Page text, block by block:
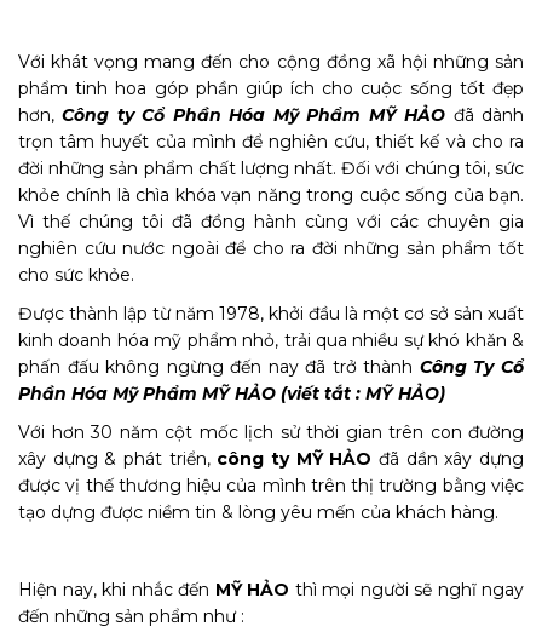
Với khát vọng mang đến cho cộng đồng xã hội những sản
phẩm tinh hoa góp phần giúp ích cho cuộc sống tốt đẹp
hơn,Công ty Cổ Phần Hóa Mỹ Phẩm MỸ HẢO đã dành
trọn tâm huyết của mình để nghiên cứu, thiết kế và cho ra
đời những sản phẩm chất lượng nhất. Đối với chúng tôi, sức
khỏe chính là chìa khóa vạn năng trong cuộc sống của bạn.
Vì thế chúng tôi đã đồng hành cùng với các chuyên gia
nghiên cứu nước ngoài để cho ra đời những sản phẩm tốt
cho sức khỏe.
Được thành lập từ năm 1978, khởi đầu là một cơ sở sản xuất
kinh doanh hóa mỹ phẩm nhỏ, trải qua nhiều sự khó khăn &
phấn đấu không ngừng đến nay đã trở thành Công Ty Cổ
Phần Hóa Mỹ Phẩm MỸ HẢO (viết tắt : MỸ HẢO)
Với hơn 30 năm cột mốc lịch sử thời gian trên con đường
xây dựng & phát triển, công ty MỸ HẢO đã dần xây dựng
được vị thế thương hiệu của mình trên thị trường bằng việc
tạo dựng được niềm tin & lòng yêu mến của khách hàng.
Hiện nay, khi nhắc đến MỸ HẢO thì mọi người sẽ nghĩ ngay
đến những sản phẩm như :